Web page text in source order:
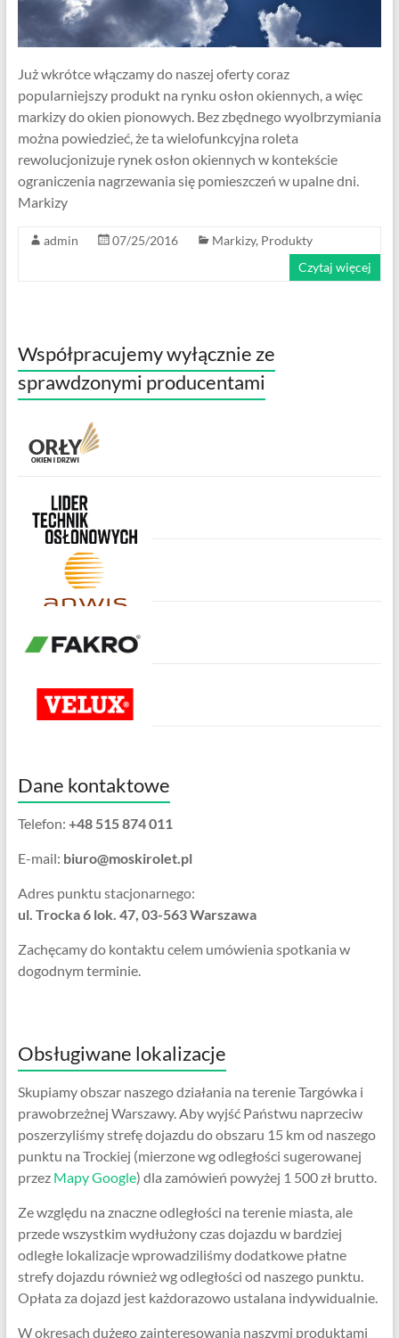
Już wkrótce włączamy do naszej oferty coraz
popularniejszy produkt na rynku osłon okiennych, a więc
markizy do okien pionowych. Bez zbędnego wyolbrzymiania
można powiedzieć, że ta wielofunkcyjna roleta
rewolucjonizuje rynek osłon okiennych w kontekście
ograniczenia nagrzewania się pomieszczeń w upalne dni.
Markizy
admin 07/25/2016 Markizy, Produkty
Czytaj więcej
Współpracujemy wyłącznie ze
sprawdzonymi producentami
Dane kontaktowe
Telefon: +48 515 874 011
E-mail: biuro@moskirolet.pl
Adres punktu stacjonarnego:
ul. Trocka 6 lok. 47, 03-563 Warszawa
Zachęcamy do kontaktu celem umówienia spotkania w
dogodnym terminie.
Obsługiwane lokalizacje
Skupiamy obszar naszego działania na terenie Targówka i
prawobrzeżnej Warszawy. Aby wyjść Państwu naprzeciw
poszerzyliśmy strefę dojazdu do obszaru 15 km od naszego
punktu na Trockiej (mierzone wg odległości sugerowanej
przez Mapy Google) dla zamówień powyżej 1 500 zł brutto.
Ze względu na znaczne odległości na terenie miasta, ale
przede wszystkim wydłużony czas dojazdu w bardziej
odległe lokalizacje wprowadziliśmy dodatkowe płatne
strefy dojazdu również wg odległości od naszego punktu.
Opłata za dojazd jest każdorazowo ustalana indywidualnie.
W okresach dużego zainteresowania naszymi produktami